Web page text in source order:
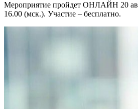
Мероприятие пройдет ОНЛАЙН 20
16.00 (мск.). Участие – бесплатно.